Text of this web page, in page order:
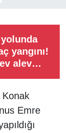
yangını!
alev
Konak
Emre